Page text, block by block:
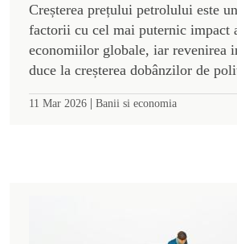
Creșterea prețului petrolului este
factorii cu cel mai puternic impact
economiilor globale, iar revenirea
duce la creșterea dobânzilor de
11 Mar 2026 | Banii si economia